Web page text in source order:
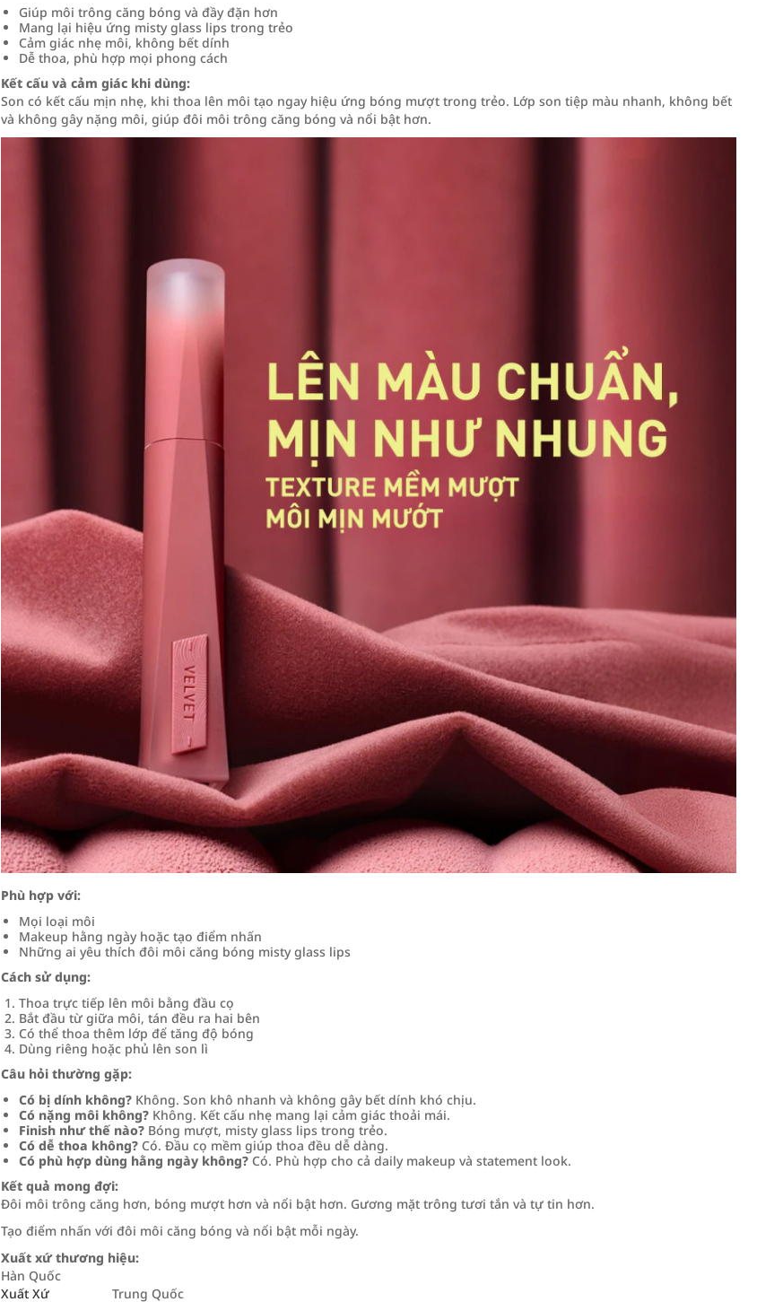
Giúp môi trông căng bóng và đầy đặn hơn
Mang lại hiệu ứng misty glass lips trong trẻo
Cảm giác nhẹ môi, không bết dính
Dễ thoa, phù hợp mọi phong cách
Kết cấu và cảm giác khi dùng:
Son có kết cấu mịn nhẹ, khi thoa lên môi tạo ngay hiệu ứng bóng mượt trong trẻo. Lớp son tiệp màu nhanh, không bết
và không gây nặng môi, giúp đôi môi trông căng bóng và nổi bật hơn.
Phù hợp với:
Mọi loại môi
Makeup hằng ngày hoặc tạo điểm nhấn
Những ai yêu thích đôi môi căng bóng misty glass lips
Cách sử dụng:
Thoa trực tiếp lên môi bằng đầu cọ
Bắt đầu từ giữa môi, tán đều ra hai bên
Có thể thoa thêm lớp để tăng độ bóng
Dùng riêng hoặc phủ lên son lì
Câu hỏi thường gặp:
Có bị dính không? Không. Son khô nhanh và không gây bết dính khó chịu.
Có nặng môi không? Không. Kết cấu nhẹ mang lại cảm giác thoải mái.
Finish như thế nào? Bóng mượt, misty glass lips trong trẻo.
Có dễ thoa không? Có. Đầu cọ mềm giúp thoa đều dễ dàng.
Có phù hợp dùng hằng ngày không? Có. Phù hợp cho cả daily makeup và statement look.
Kết quả mong đợi:
Đôi môi trông căng hơn, bóng mượt hơn và nổi bật hơn. Gương mặt trông tươi tắn và tự tin hơn.
Tạo điểm nhấn với đôi môi căng bóng và nổi bật mỗi ngày.
Xuất xứ thương hiệu:
Hàn Quốc
Xuất Xứ
Trung Quốc